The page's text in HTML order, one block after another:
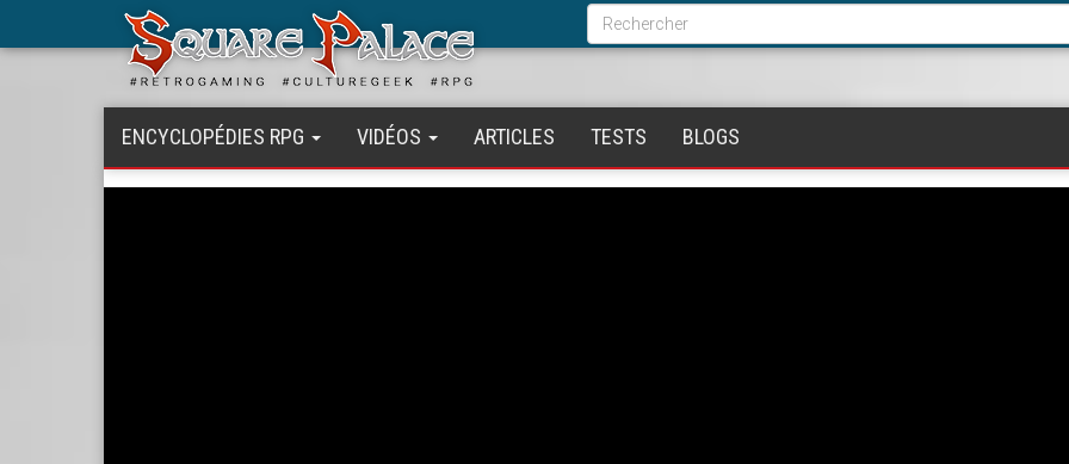
Formulaire
de
recherche
Rechercher
ENCYCLOPÉDIES RPG VIDÉOS ARTICLES TESTS BLOGS